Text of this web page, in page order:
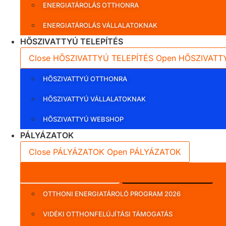
ENERGIATÁROLÁS OTTHONRA
ENERGIATÁROLÁS VÁLLALATOKNAK
HŐSZIVATTYÚ TELEPÍTÉS
Close HŐSZIVATTYÚ TELEPÍTÉS Open
HŐSZIVATTYÚ OTTHONRA
HŐSZIVATTYÚ VÁLLALATOKNAK
HŐSZIVATTYÚ WEBSHOP
PÁLYÁZATOK
Close PÁLYÁZATOK Open PÁLYÁZATOK
OTTHONI ENERGIATÁROLÓ PROGRAM 2026
VIDÉKI OTTHONFELÚJÍTÁSI TÁMOGATÁS